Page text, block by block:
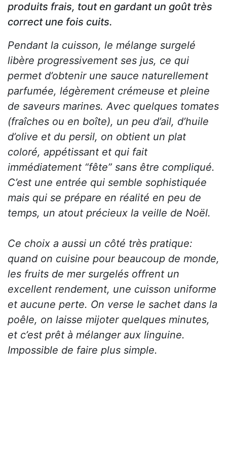
produits frais, tout en gardant un goût très
correct une fois cuits.
Pendant la cuisson, le mélange surgelé
libère progressivement ses jus, ce qui
permet d’obtenir une sauce naturellement
parfumée, légèrement crémeuse et pleine
de saveurs marines. Avec quelques tomates
(fraîches ou en boîte), un peu d’ail, d’huile
d’olive et du persil, on obtient un plat
coloré, appétissant et qui fait
immédiatement “fête” sans être compliqué.
C’est une entrée qui semble sophistiquée
mais qui se prépare en réalité en peu de
temps, un atout précieux la veille de Noël.
Ce choix a aussi un côté très pratique:
quand on cuisine pour beaucoup de monde,
les fruits de mer surgelés offrent un
excellent rendement, une cuisson uniforme
et aucune perte. On verse le sachet dans la
poêle, on laisse mijoter quelques minutes,
et c’est prêt à mélanger aux linguine.
Impossible de faire plus simple.